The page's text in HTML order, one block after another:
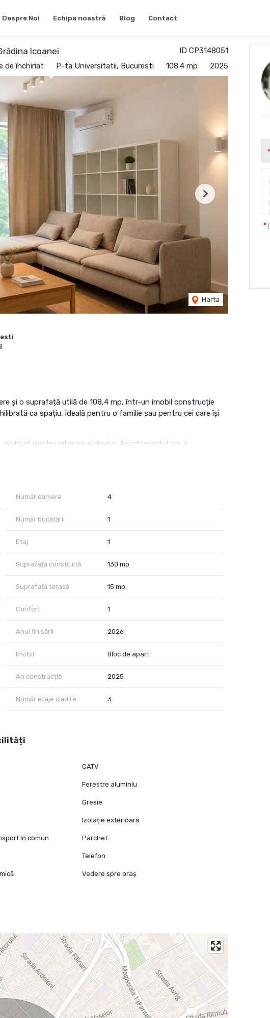
Despre Noi Echipa noastră Blog Contact
ID CP3148051
Icoanei
de închiriat P-ta Universitatii, Bucuresti 108.4 mp 2025
Harta
Next
și o suprafață utilă de 108,4 mp, într-un imobil construcție
ca spațiu, ideală pentru o familie sau pentru cei care își
potrivit pentru relaxare și dining. Apartamentul are 3
inclusiv dressing. În plus, beneficiază de terasă de ~15 mp
rapid către puncte centrale, parcuri, cafenele, servicii și
Număr camere 4
Număr bucătării 1
Etaj 1
Suprafață construită 130 mp
Suprafață terasă 15 mp
Confort 1
Anul finisării 2026
Imobil Bloc de apart.
An construcție 2025
Număr etaje clădire 3
CATV
Ferestre aluminiu
Gresie
Izolație exterioară
în comun Parchet
Telefon
Vedere spre oraș